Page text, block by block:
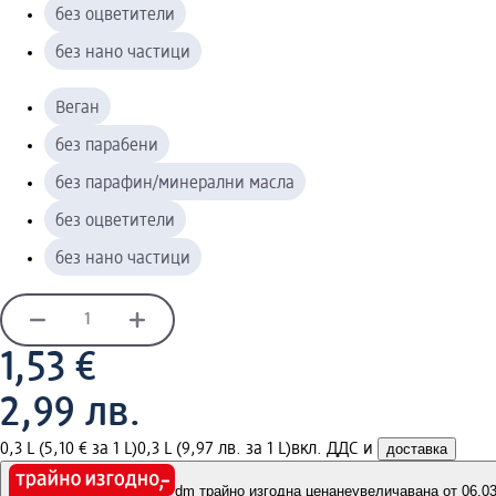
без оцветители
без нано частици
Веган
без парабени
без парафин/минерални масла
без оцветители
без нано частици
1,53 €
2,99 лв.
0,3 L (5,10 € за 1 L)0,3 L (9,97 лв. за 1 L)вкл. ДДС и доставка
dm трайно изгодна ценанеувеличавана от